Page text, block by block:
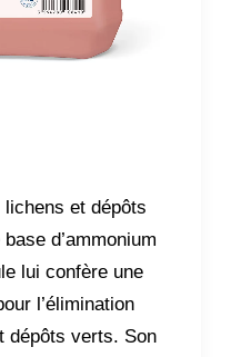
et dépôts
d’ammonium
lui confère une
l’élimination
dépôts verts. Son